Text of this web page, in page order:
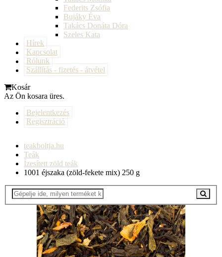
Federits Zsófia
Bujáky Éva
Takács Donáta Dóra
Szeles Kata
Hírek
Kapcsolat
Rólunk
Szállítás - fizetés - átvétel
Kosár
Az Ön kosara üres.
Bejelentkezés
Regisztráció
teakboltja.hu
Teák
Ízesített zöld teák
1001 éjszaka (zöld-fekete mix) 250 g